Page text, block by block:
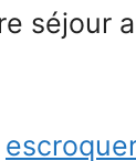
séjour